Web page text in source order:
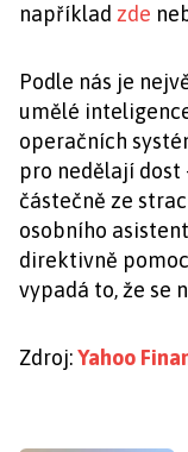
například zde
Podle nás je
umělé
operačních
pro nedělají dost
částečně ze
osobního
direktivně
vypadá to, že se
Zdroj:Yahoo